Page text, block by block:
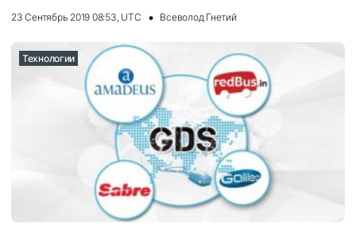
23 Сентябрь 2019 08:53, UTC Всеволод Гнетий
Технологии